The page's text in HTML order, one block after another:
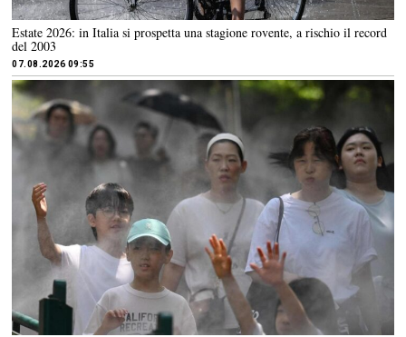
Estate 2026: in Italia si prospetta una stagione rovente, a rischio il record
del 2003
07.08.2026 09:55